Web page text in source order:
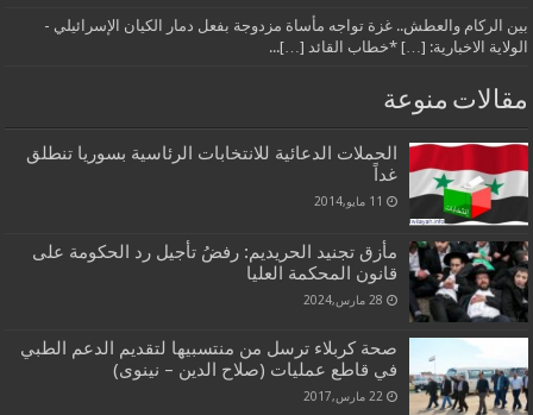
بين الركام والعطش.. غزة تواجه مأساة مزدوجة بفعل دمار الكيان الإسرائيلي -
الولاية الاخبارية: […] *خطاب القائد […]...
مقالات منوعة
الحملات الدعائية للانتخابات الرئاسية بسوريا تنطلق
غداً
11 مايو,2014
مأزق تجنيد الحريديم: رفضُ تأجيل رد الحكومة على
قانون المحكمة العليا
28 مارس,2024
صحة كربلاء ترسل من منتسبيها لتقديم الدعم الطبي
في قاطع عمليات (صلاح الدين – نينوى)
22 مارس,2017